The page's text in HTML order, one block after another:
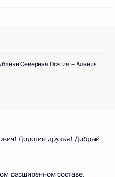
Северная Осетия – Алания
Дорогие друзья! Добрый
расширенном составе,